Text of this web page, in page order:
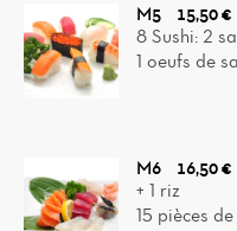
M5
15,50 €
8 Sushi: 2
1 oeufs de
M6
16,50 €
+ 1 riz
15 pièces